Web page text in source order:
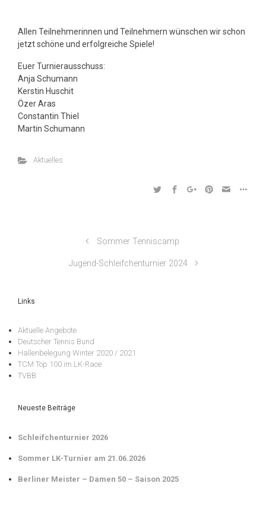
Allen Teilnehmerinnen und Teilnehmern wünschen wir schon
jetzt schöne und erfolgreiche Spiele!
Euer Turnierausschuss:
Anja Schumann
Kerstin Huschit
Özer Aras
Constantin Thiel
Martin Schumann
Aktuelles
Sommer Tenniscamp
Jugend-Schleifchenturnier 2024
Links
Aktuelle Angebote
Deutscher Tennis Bund
Hallenbelegung Winter 2020 / 2021
TCM Top 100 im LK-Race
TVBB
Neueste Beiträge
Schleifchenturnier 2026
Sommer LK-Turnier am 21.06.2026
Berliner Meister – Damen 50 – Saison 2025